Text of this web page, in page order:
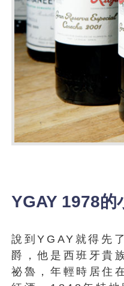
YGAY 1978的
說到YGAY就得先
爵，他是西班牙貴
祕魯，年輕時居住